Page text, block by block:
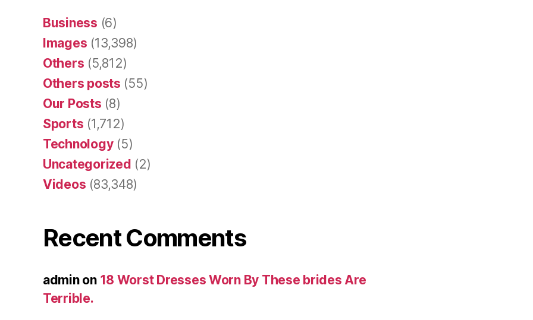
Business (6)
Images (13,398)
Others (5,812)
Others posts (55)
Our Posts (8)
Sports (1,712)
Technology(5)
Uncategorized (2)
Videos (83,348)
Recent Comments
adminon 18 Worst Dresses Worn By These brides Are
Terrible.